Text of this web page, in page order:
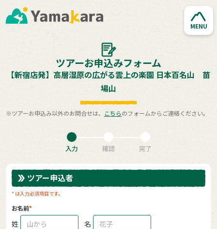
MENU
ツアーお申込みフォーム
【新宿店発】高層湿原の広がる雲上の楽園 日本百名山 苗
場山
※ツアーお申込み以外のお問合せは、 こちらのフォームからご連絡ください。
入力 確認 完了
ツアー申込者
* は入力必須項目です。
お名前
姓 名